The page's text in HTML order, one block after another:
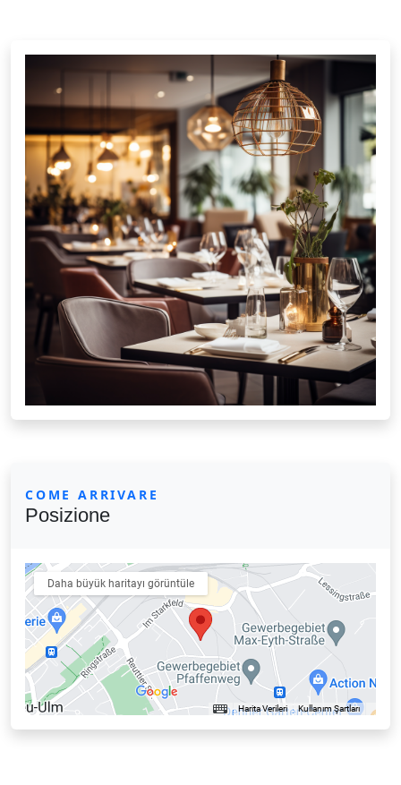
COME ARRIVARE
Posizione